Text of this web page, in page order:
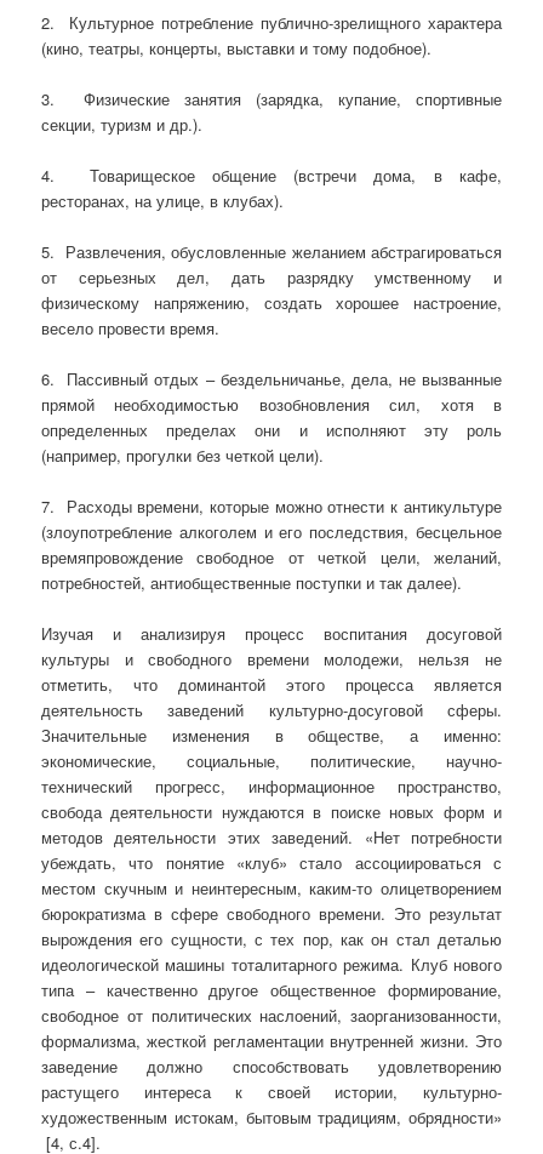
2. Культурное потребление публично-зрелищного характера
(кино, театры, концерты, выставки и тому подобное).
3. Физические занятия (зарядка, купание, спортивные
секции, туризм и др.).
4. Товарищеское общение (встречи дома, в кафе,
ресторанах, на улице, в клубах).
5. Развлечения, обусловленные желанием абстрагироваться
от серьезных дел, дать разрядку умственному и
физическому напряжению, создать хорошее настроение,
весело провести время.
6. Пассивный отдых – бездельничанье, дела, не вызванные
прямой необходимостью возобновления сил, хотя в
определенных пределах они и исполняют эту роль
(например, прогулки без четкой цели).
7. Расходы времени, которые можно отнести к антикультуре
(злоупотребление алкоголем и его последствия, бесцельное
времяпровождение свободное от четкой цели, желаний,
потребностей, антиобщественные поступки и так далее).
Изучая и анализируя процесс воспитания досуговой
культуры и свободного времени молодежи, нельзя не
отметить, что доминантой этого процесса является
деятельность заведений культурно-досуговой сферы.
Значительные изменения в обществе, а именно:
экономические, социальные, политические, научно-
технический прогресс, информационное пространство,
свобода деятельности нуждаются в поиске новых форм и
методов деятельности этих заведений. «Нет потребности
убеждать, что понятие «клуб» стало ассоциироваться с
местом скучным и неинтересным, каким-то олицетворением
бюрократизма в сфере свободного времени. Это результат
вырождения его сущности, с тех пор, как он стал деталью
идеологической машины тоталитарного режима. Клуб нового
типа – качественно другое общественное формирование,
свободное от политических наслоений, заорганизованности,
формализма, жесткой регламентации внутренней жизни. Это
заведение должно способствовать удовлетворению
растущего интереса к своей истории, культурно-
художественным истокам, бытовым традициям, обрядности»
[4, с.4].